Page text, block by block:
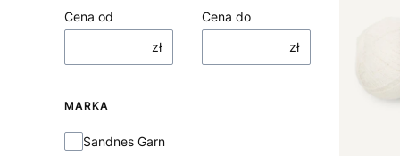
Cena od
zł
Cena do
zł
MARKA
MarkaSandnes Garn